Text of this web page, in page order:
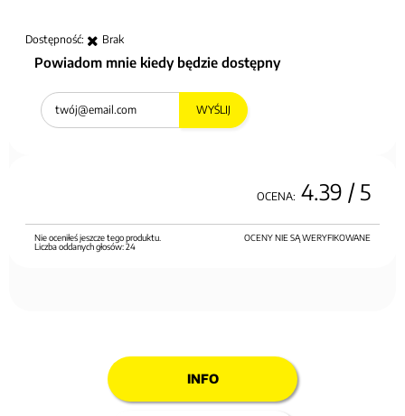
Dostępność: Brak
Powiadom mnie kiedy będzie dostępny
WYŚLIJ
OCENA: 4.39 / 5
OCENY NIE SĄ WERYFIKOWANE
Nie oceniłeś jeszcze tego produktu.
Liczba oddanych głosów:24
INFO